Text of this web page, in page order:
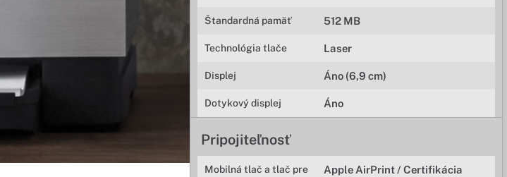
Štandardná pamäť 512 MB
Technológia tlače Laser
Displej Áno (6,9 cm)
Dotykový displej Áno
Pripojiteľnosť
Mobilná tlač a tlač pre
Apple AirPrint / Certifikácia